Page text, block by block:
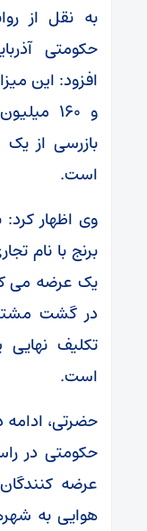
به نقل از
حکومتی
و ۱۶۰
بازرسی از
است.
وی اظهار
یک عرضه می
در گشت
تکلیف
است.
حضرتی، ادامه
حکومتی در
عرضه
هوایی به